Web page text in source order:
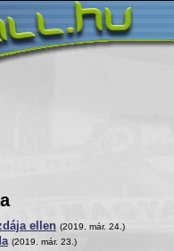
ellen (2019. már. 24.)
(2019. már. 23.)